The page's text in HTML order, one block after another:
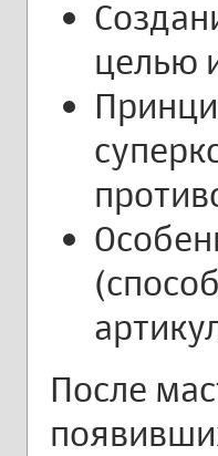
целью
После